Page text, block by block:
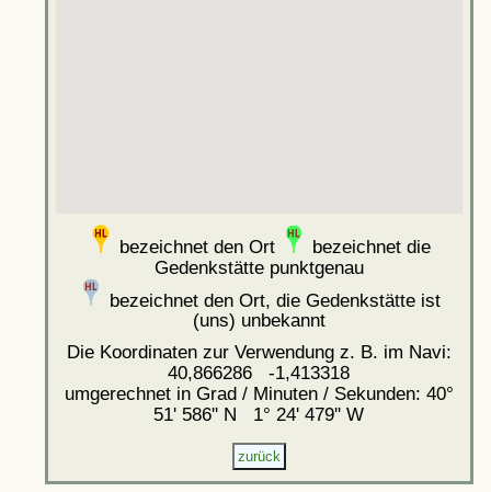
bezeichnet den Ort
bezeichnet die
Gedenkstätte punktgenau
bezeichnet den Ort, die Gedenkstätte ist
(uns) unbekannt
Die Koordinaten zur Verwendung z. B. im Navi:
40,866286 -1,413318
umgerechnet in Grad / Minuten / Sekunden: 40°
51' 586'' N 1° 24' 479'' W